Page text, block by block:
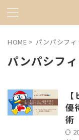
HOME > パンパシフィ
パンパシフ
優
術